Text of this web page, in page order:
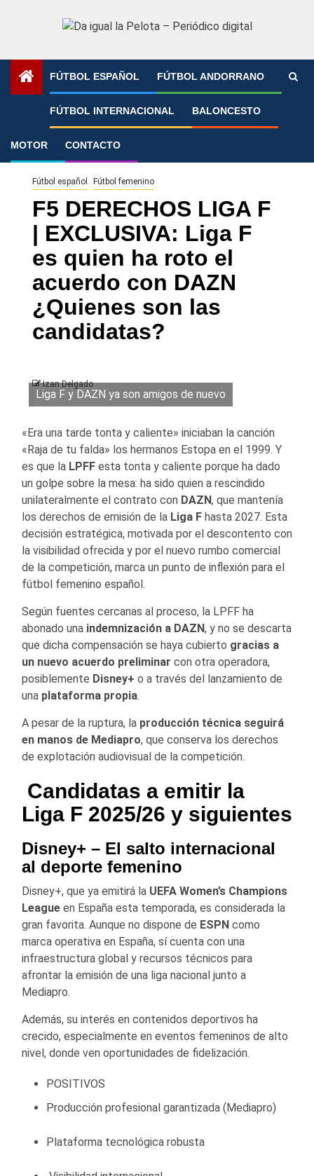
FÚTBOL ESPAÑOL FÚTBOL ANDORRANO
FÚTBOL INTERNACIONAL BALONCESTO
MOTOR CONTACTO
»
Fútbol español Fútbol femenino
F5 DERECHOS LIGA F
| EXCLUSIVA: Liga F
es quien ha roto el
acuerdo con DAZN
¿Quienes son las
candidatas?
Izan Delgado
Liga F y DAZN ya son amigos de nuevo
«Era una tarde tonta y caliente» iniciaban la canción
«Raja de tu falda» los hermanos Estopa en el 1999. Y
es que la LPFF esta tonta y caliente porque ha dado
un golpe sobre la mesa: ha sido quien a rescindido
unilateralmente el contrato con DAZN, que mantenía
los derechos de emisión de la Liga F hasta 2027. Esta
decisión estratégica, motivada por el descontento con
la visibilidad ofrecida y por el nuevo rumbo comercial
de la competición, marca un punto de inflexión para el
fútbol femenino español.
Según fuentes cercanas al proceso, la LPFF ha
abonado una indemnización a DAZN, y no se descarta
que dicha compensación se haya cubierto gracias a
un nuevo acuerdo preliminar con otra operadora,
posiblemente Disney+ o a través del lanzamiento de
una plataforma propia.
A pesar de la ruptura, la producción técnica seguirá
en manos de Mediapro, que conserva los derechos
de explotación audiovisual de la competición.
Candidatas a emitir la
Liga F 2025/26 y siguientes
Disney+ – El salto internacional
al deporte femenino
Disney+, que ya emitirá la UEFA Women’s Champions
League en España esta temporada, es considerada la
gran favorita. Aunque no dispone de ESPN como
marca operativa en España, sí cuenta con una
infraestructura global y recursos técnicos para
afrontar la emisión de una liga nacional junto a
Mediapro.
Además, su interés en contenidos deportivos ha
crecido, especialmente en eventos femeninos de alto
nivel, donde ven oportunidades de fidelización.
POSITIVOS
Producción profesional garantizada (Mediapro)
Plataforma tecnológica robusta